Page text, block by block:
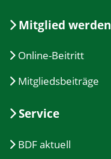
Mitglied werden
Online-Beitritt
Mitgliedsbeiträge
Service
BDF aktuell